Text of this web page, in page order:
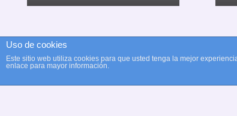
Uso de cookies
Este sitio web utiliza cookies para que usted tenga la mejor
enlace para mayor información.